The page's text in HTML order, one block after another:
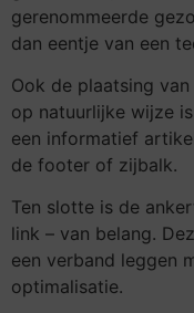
gerenommeerde
dan eentje van een
Ook de plaatsing
op natuurlijke wijze
een informatief
de footer of zijbalk.
Ten slotte is de
link – van belang.
een verband leggen
optimalisatie.